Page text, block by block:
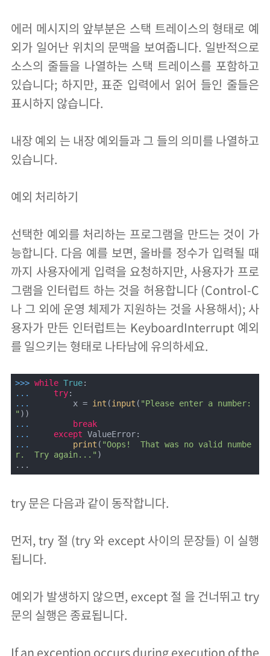
에러 메시지의 앞부분은 스택 트레이스의 형태로 예
외가 일어난 위치의 문맥을 보여줍니다. 일반적으로
소스의 줄들을 나열하는 스택 트레이스를 포함하고
있습니다; 하지만, 표준 입력에서 읽어 들인 줄들은
표시하지 않습니다.
내장 예외 는 내장 예외들과 그 들의 의미를 나열하고
있습니다.
예외 처리하기
선택한 예외를 처리하는 프로그램을 만드는 것이 가
능합니다. 다음 예를 보면, 올바를 정수가 입력될 때
까지 사용자에게 입력을 요청하지만, 사용자가 프로
그램을 인터럽트 하는 것을 허용합니다 (Control-C
나 그 외에 운영 체제가 지원하는 것을 사용해서); 사
용자가 만든 인터럽트는 KeyboardInterrupt 예외
를 일으키는 형태로 나타남에 유의하세요.
>>> while True
...
try
...
        x =
int (input ( "Please enter a number:
"
...
break
...
except
...
print ( "Oops!  That was no valid numbe
r.  Try again..." )
...
try 문은 다음과 같이 동작합니다.
먼저, try 절 (try 와 except 사이의 문장들) 이 실행
됩니다.
예외가 발생하지 않으면, except 절 을 건너뛰고 try
문의 실행은 종료됩니다.
If an exception occurs during execution of the